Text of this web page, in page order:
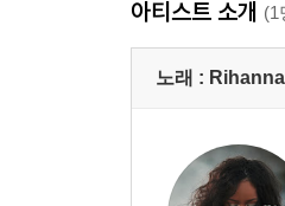
아티스트 소개 (1
노래 : Rihanna